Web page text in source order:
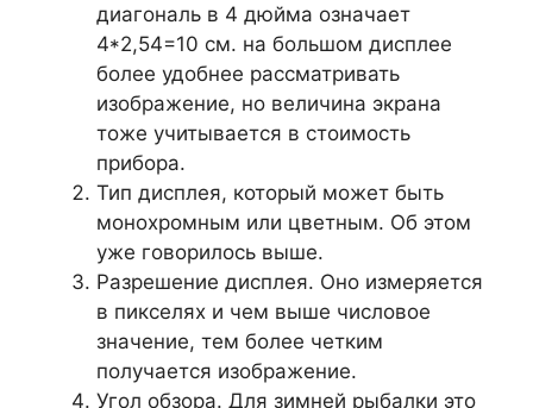
диагональ в 4 дюйма означает
4*2,54=10 см. на большом дисплее
более удобнее рассматривать
изображение, но величина экрана
тоже учитывается в стоимость
прибора.
Тип дисплея, который может быть
монохромным или цветным. Об этом
уже говорилось выше.
Разрешение дисплея. Оно измеряется
в пикселях и чем выше числовое
значение, тем более четким
получается изображение.
Угол обзора. Для зимней рыбалки это